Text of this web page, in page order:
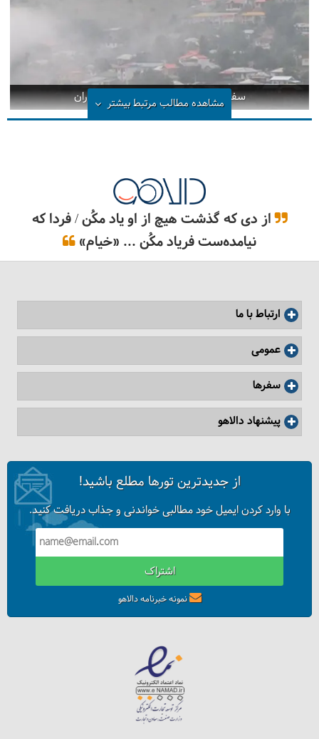
سفر به فیلبند٬ مرتفع‌ترین ییلاق مازندران
مشاهده مطالب مرتبطبیشتر
از دی که گذشت هیچ از او یاد مکُن / فردا که
نیامده‌ست فریاد مکُن ... «خیام»
ارتباط با ما
عمومی
سفرها
پیشنهاد دالاهو
از جدیدترین تورها مطلع باشید!
با وارد کردن ایمیل خود مطالبی خواندنی و جذاب دریافت کنید.
اشتراک
نمونه خبرنامه دالاهو